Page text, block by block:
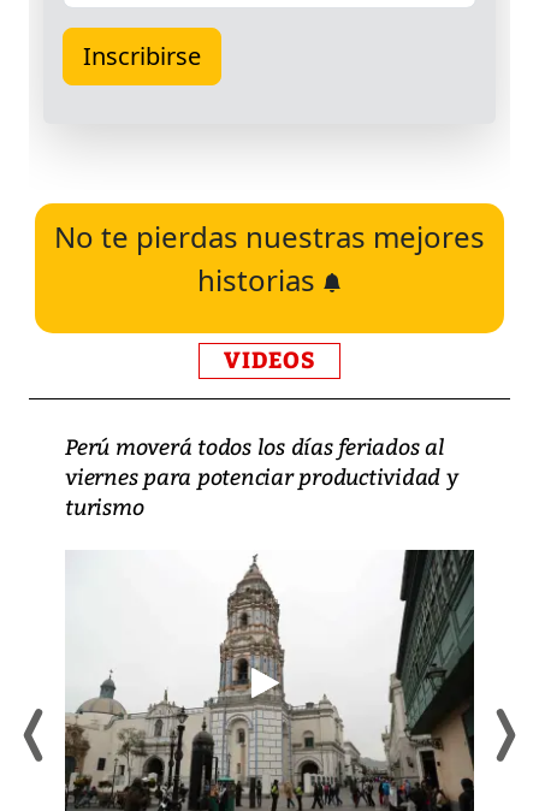
No te pierdas nuestras mejores
historias
VIDEOS
Perú moverá todos los días feriados al
viernes para potenciar productividad y
turismo